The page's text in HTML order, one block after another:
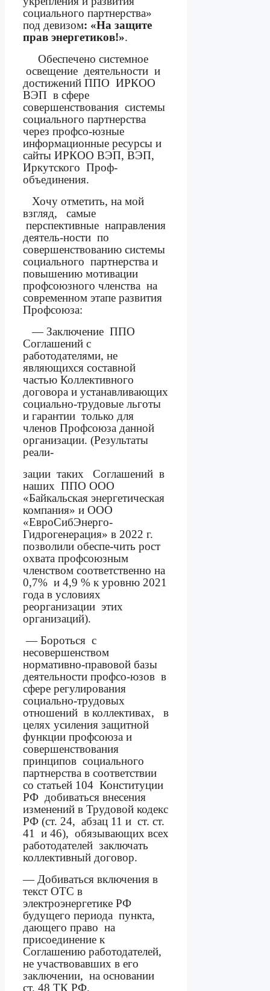
социального партнерства»
под девизом: «На защите
прав энергетиков!».
Обеспечено системное
освещение деятельности и
достижений ППО ИРКОО
ВЭП в сфере
совершенствования системы
социального партнерства
через профсо-юзные
информационные ресурсы и
сайты ИРКОО ВЭП, ВЭП,
Иркутского Проф-
объединения.
Хочу отметить, на мой
взгляд,
самые
перспективные направления
деятель-ности по
совершенствованию системы
социального партнерства и
повышению мотивации
профсоюзного членства на
современном этапе развития
Профсоюза:
— Заключение ППО
Соглашений с
работодателями, не
являющихся составной
частью Коллективного
договора и устанавливающих
социально-трудовые льготы
и гарантии только для
членов Профсоюза данной
организации. (Результаты
реали-
зации таких Соглашений в
наших ППО ООО
«Байкальская энергетическая
компания» и ООО
«ЕвроСибЭнерго-
Гидрогенерация» в 2022 г.
позволили обеспе-чить рост
охвата профсоюзным
членством соответственно на
0,7% и 4,9 % к уровню 2021
года в условиях
реорганизации этих
организаций).
— Бороться с
несовершенством
нормативно-правовой базы
деятельности профсо-юзов в
сфере регулирования
социально-трудовых
отношений в коллективах,
в
целях усиления защитной
функции профсоюза и
совершенствования
принципов социального
партнерства в соответствии
со статьей 104 Конституции
РФ добиваться внесения
изменений в Трудовой кодекс
РФ (ст. 24, абзац 11 и ст. ст.
41
и 46), обязывающих всех
работодателей заключать
коллективный договор.
— Добиваться включения в
текст ОТС в
электроэнергетике РФ
будущего периода пункта,
дающего право на
присоединение к
Соглашению работодателей,
не участвовавших в его
заключении, на основании
ст. 48 ТК РФ.